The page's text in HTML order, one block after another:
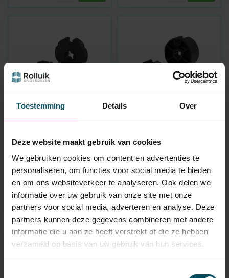
Toestemming Details Over
Deze website maakt gebruik van cookies
We gebruiken cookies om content en advertenties te
personaliseren, om functies voor social media te bieden
en om ons websiteverkeer te analyseren. Ook delen we
informatie over uw gebruik van onze site met onze
partners voor social media, adverteren en analyse. Deze
partners kunnen deze gegevens combineren met andere
informatie die u aan ze heeft verstrekt of die ze hebben
verzameld op basis van uw gebruik van hun services.
70x1,5 mit
Gewebeschlitz für
Rohrmotor Typ 2
Auf Lager
5,95
78x1,5 mit
Gewebeschlitz für
Rohrmotor Typ 2
Auf Lager
5,95